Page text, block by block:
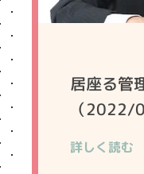
居座る管
（2022/
詳しく読む